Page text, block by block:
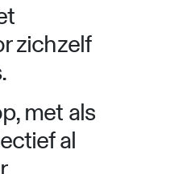
zichzelf
met als
al